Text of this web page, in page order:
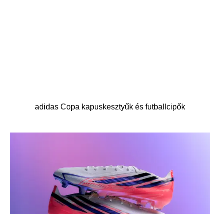
adidas Copa kapuskesztyűk és futballcipők